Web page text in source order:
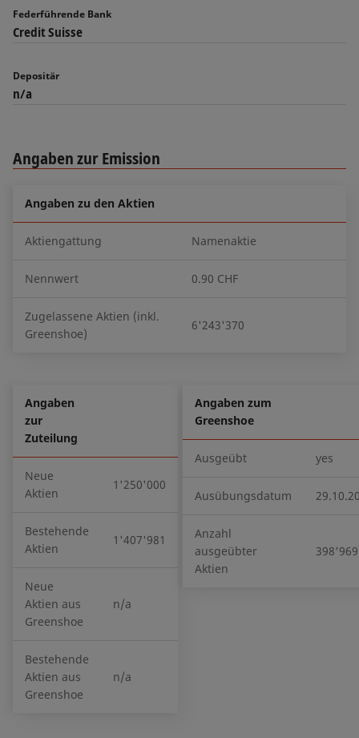
Federführende Bank
Credit Suisse
Depositär
n/a
Angaben zur Emission
Angaben zu den Aktien
Aktiengattung Namenaktie
Nennwert 0.90 CHF
Zugelassene Aktien (inkl.
Greenshoe)
6'243'370
Angaben
zur
Zuteilung
Neue
Aktien
1'250'000
Bestehende
Aktien
1'407'981
Neue
Aktien aus
Greenshoe
n/a
Bestehende
Aktien aus
Greenshoe
n/a
Angaben zum
Greenshoe
Ausgeübt yes
Ausübungsdatum
Anzahl
ausgeübter
Aktien
398'969